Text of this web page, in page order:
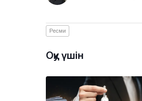
Ресми
Оқу үшін